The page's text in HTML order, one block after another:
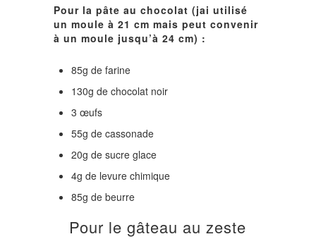
Pour la pâte au chocolat (jai utilisé
un moule à 21 cm mais peut convenir
à un moule jusqu’à 24 cm) :
85g de farine
130g de chocolat noir
3 œufs
55g de cassonade
20g de sucre glace
4g de levure chimique
85g de beurre
Pour le gâteau au zeste